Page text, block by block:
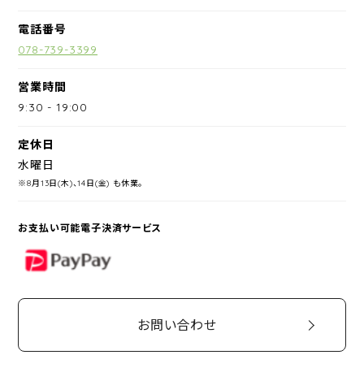
電話番号
078-739-3399
営業時間
9:30 -19:00
定休日
水曜日
※8月13日(木)、14日(金) も休業。
お支払い可能電子決済サービス
PayPay
お問い合わせ